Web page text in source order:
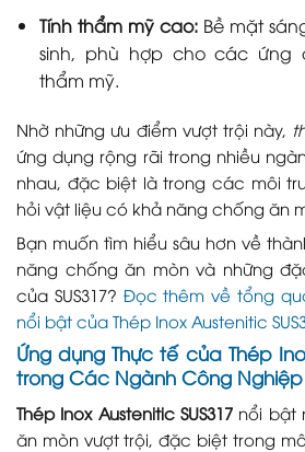
Tính thẩm mỹ cao:Bề mặt
sinh, phù hợp cho các ứng
thẩm mỹ.
Nhờ những ưu điểm vượt trội này,
ứng dụng rộng rãi trong nhiều
nhau, đặc biệt là trong các môi
hỏi vật liệu có khả năng chống ăn
Bạn muốn tìm hiểu sâu hơn về
năng chống ăn mòn và những
của SUS317? Đọc thêm về tổng
nổi bật của Thép Inox Austenitic
Ứng dụng Thực tế của Thép
trong Các Ngành Công Nghiệp
Thép Inox Austenitic SUS317 nổi bật
ăn mòn vượt trội, đặc biệt trong